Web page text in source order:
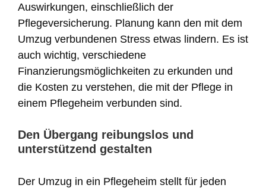
Auswirkungen, einschließlich der
Pflegeversicherung. Planung kann den mit dem
Umzug verbundenen Stress etwas lindern. Es ist
auch wichtig, verschiedene
Finanzierungsmöglichkeiten zu erkunden und
die Kosten zu verstehen, die mit der Pflege in
einem Pflegeheim verbunden sind.
Den Übergang reibungslos und
unterstützend gestalten
Der Umzug in ein Pflegeheim stellt für jeden